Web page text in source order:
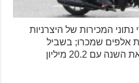
המכירות של היצרניות
אלפים שמכרו; בשביל
הפרופורציה - בהונדה יסכמו את השנה עם 20.2 מיליון